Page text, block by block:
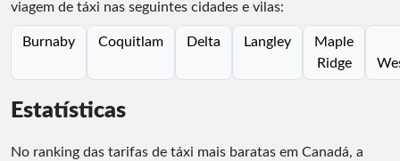
viagem de táxi nas seguintes cidades e vilas:
Burnaby Coquitlam Delta Langley
Maple
Ridge
Estatísticas
No ranking das tarifas de táxi mais baratas em Canadá, a